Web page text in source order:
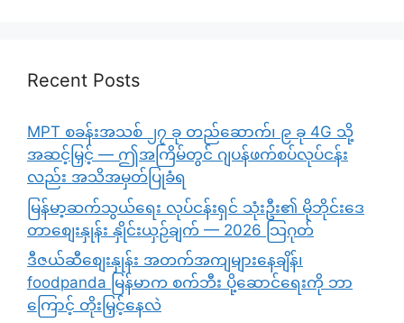
Recent Posts
MPT စခန်းအသစ် ၂၇ ခု တည်ဆောက်၊ ၉ ခု 4G သို့
အဆင့်မြှင့် — ဤအကြိမ်တွင် ဂျပန်ဖက်စပ်လုပ်ငန်း
လည်း အသိအမှတ်ပြုခံရ
မြန်မာ့ဆက်သွယ်ရေး လုပ်ငန်းရှင် သုံးဦး၏ မိုဘိုင်းဒေ
တာစျေးနှုန်း နှိုင်းယှဉ်ချက် — 2026 သြဂုတ်
ဒီဇယ်ဆီစျေးနှုန်း အတက်အကျများနေချိန်၊
foodpanda မြန်မာက စက်ဘီး ပို့ဆောင်ရေးကို ဘာ
ကြောင့် တိုးမြှင့်နေလဲ